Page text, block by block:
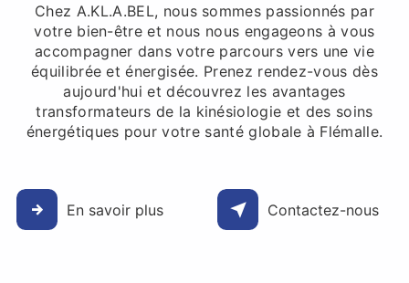
Chez A.KL.A.BEL, nous sommes passionnés par
votre bien-être et nous nous engageons à vous
accompagner dans votre parcours vers une vie
équilibrée et énergisée. Prenez rendez-vous dès
aujourd'hui et découvrez les avantages
transformateurs de la kinésiologie et des soins
énergétiques pour votre santé globale à Flémalle.
En savoir plus Contactez-nous